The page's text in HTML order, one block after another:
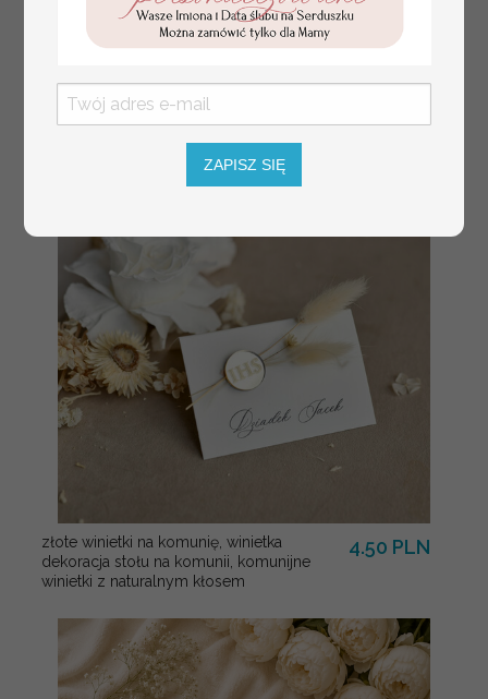
usadzenie gości na
weselu, tablica
plan stołów na
weselu ze zdjęciem
100 PLN/125.00 PLN
złote winietki na komunię, winietka
dekoracja stołu na komunii, komunijne
winietki z naturalnym kłosem
4.50 PLN
ZAPISZ SIĘ